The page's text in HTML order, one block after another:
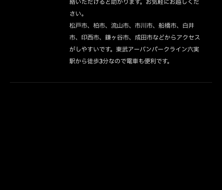
絡いただけると助かります。お気軽にお越しくだ
さい。
松戸市、柏市、流山市、市川市、船橋市、白井
市、印西市、鎌ヶ谷市、成田市などからアクセス
がしやすいです。東武アーバンパークライン六実
駅から徒歩3分なので電車も便利です。